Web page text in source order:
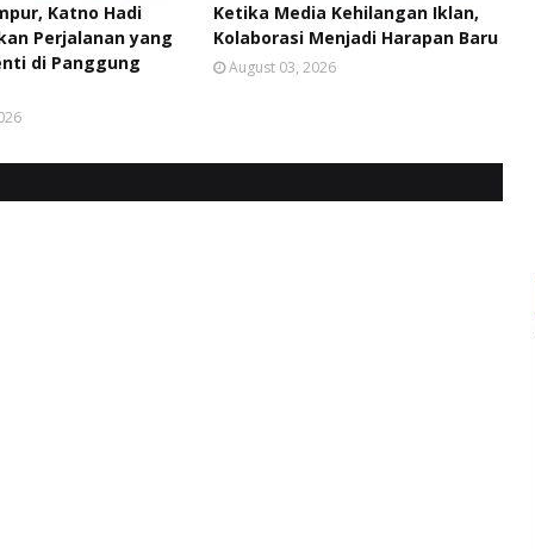
Katno Hadi
Perjalanan yang
di Panggung
Ketika Media Kehilangan Iklan,
Kolaborasi Menjadi Harapan Baru
August 03, 2026